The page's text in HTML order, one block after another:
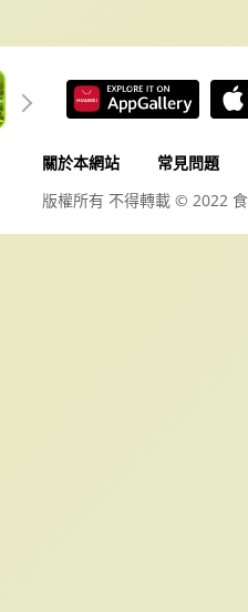
關於本網站
常見問題
版權所有 不得轉載 © 2022